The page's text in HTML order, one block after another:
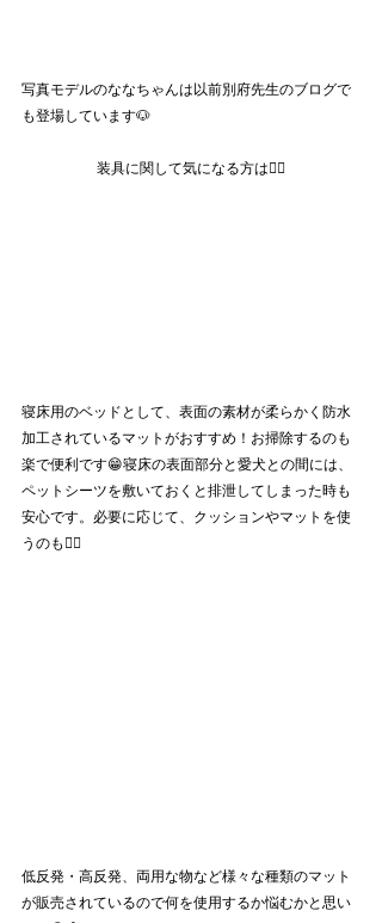
写真モデルのななちゃんは以前別府先生のブログで
も登場しています🐶
装具に関して気になる方は👇🏻
寝床用のベッドとして、表面の素材が柔らかく防水
加工されているマットがおすすめ！お掃除するのも
楽で便利です😁寝床の表面部分と愛犬との間には、
ペットシーツを敷いておくと排泄してしまった時も
安心です。必要に応じて、クッションやマットを使
うのも🙆‍♀️
低反発・高反発、両用な物など様々な種類のマット
が販売されているので何を使用するか悩むかと思い